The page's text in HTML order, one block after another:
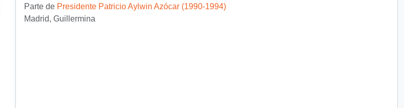
Parte de Presidente Patricio Aylwin Azócar (1990-1994)
Madrid, Guillermina